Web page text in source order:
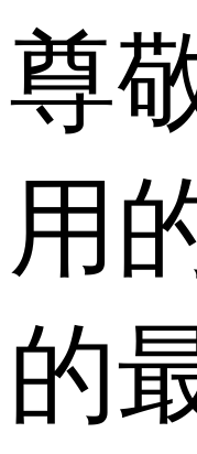
尊
用
的